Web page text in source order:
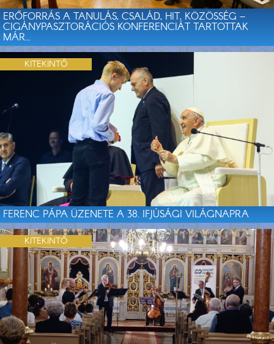
ERŐFORRÁS A TANULÁS, CSALÁD, HIT, KÖZÖSSÉG –
CIGÁNYPASZTORÁCIÓS KONFERENCIÁT TARTOTTAK
MÁR...
FERENC PÁPA ÜZENETE A 38. IFJÚSÁGI VILÁGNAPRA
KITEKINTŐ
KITEKINTŐ